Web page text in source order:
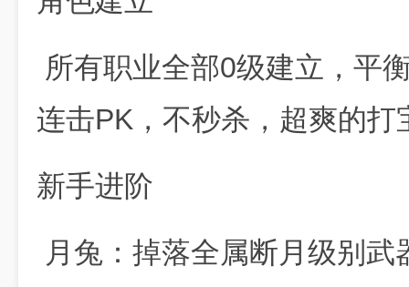
所有职业全部0级建立，平
连击PK，不秒杀，超爽的打
新手进阶
月兔：掉落全属断月级别